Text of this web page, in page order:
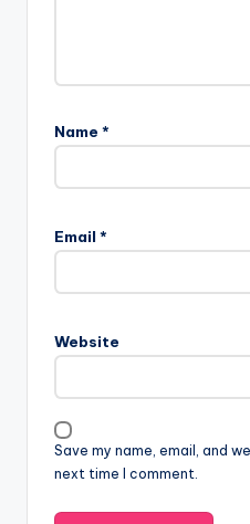
Name *
Email *
Website
Save my name, email, and
next time I comment.